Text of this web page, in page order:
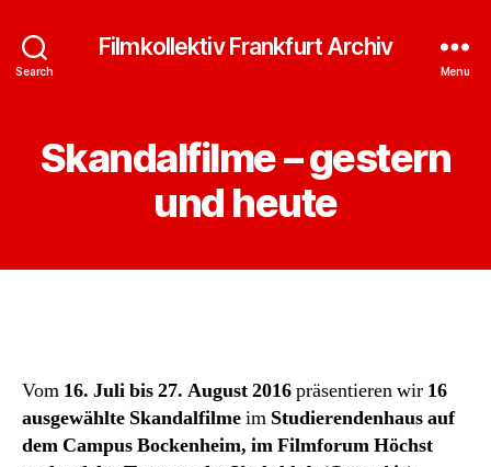
Search
Filmkollektiv Frankfurt Archiv
Menu
Skandalfilme – gestern
und heute
Vom 16. Juli bis 27. August 2016präsentieren wir 16
ausgewählte Skandalfilmeim Studierendenhaus auf
dem Campus Bockenheim, im Filmforum Höchst